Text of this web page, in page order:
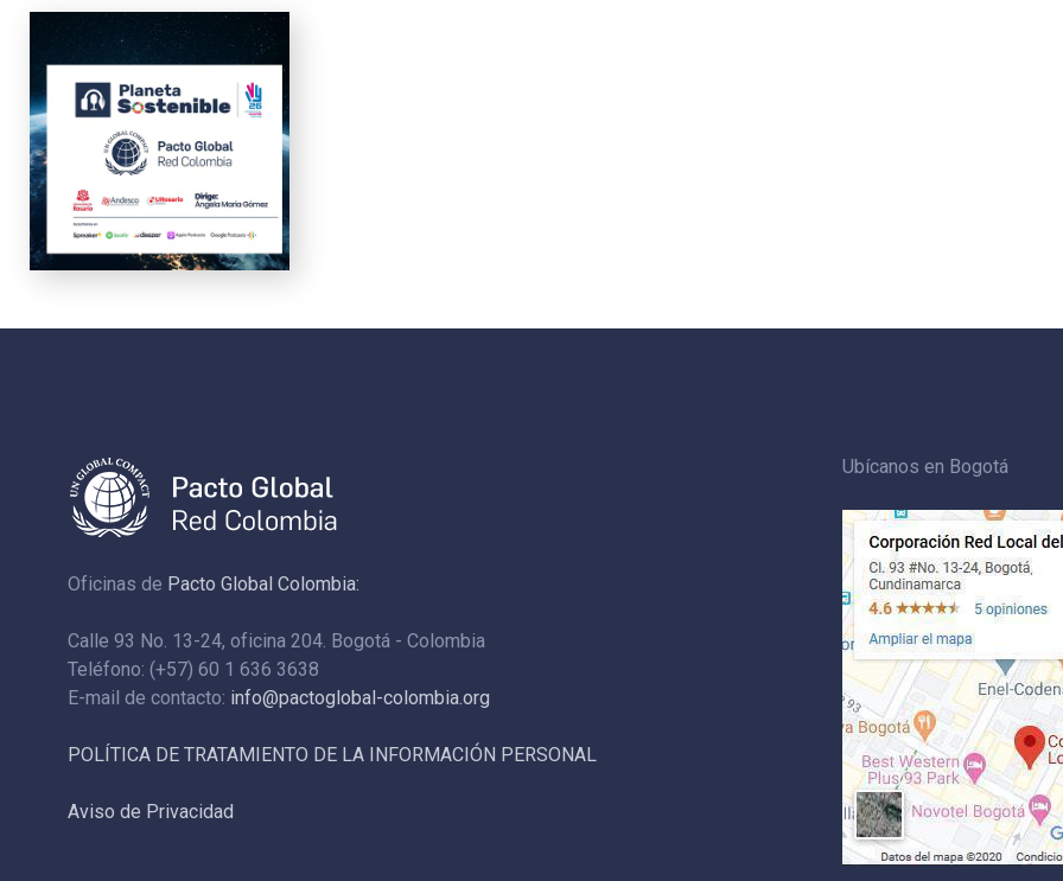
Oficinas de Pacto Global Colombia:
Calle 93 No. 13-24, oficina 204. Bogotá - Colombia
Teléfono: (+57) 60 1 636 3638
E-mail de contacto: info@pactoglobal-colombia.org
POLÍTICA DE TRATAMIENTO DE LA INFORMACIÓN PERSONAL
Aviso de Privacidad
Ubícanos en Bogotá